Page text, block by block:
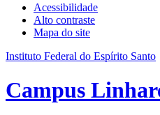
Acessibilidade
Alto contraste
Mapa do site
Instituto Federal do Espírito Santo
Campus